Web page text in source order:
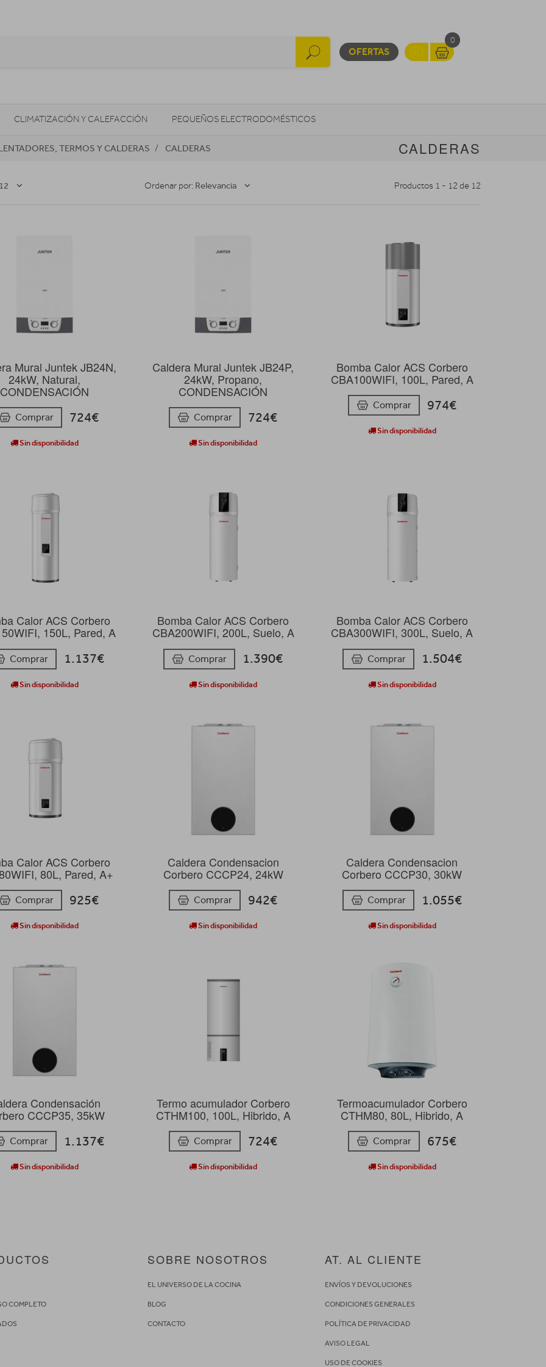
OFERTAS
0
CLIMATIZACIÓN Y CALEFACCIÓN PEQUEÑOS ELECTRODOMÉSTICOS
SONIDO / AUDIO CÁMARAS FOTO/VÍDEO MOVILIDAD URBANA
HIGIENE Y SALUD ENERGÍA
TERMOS Y CALDERAS CALDERAS CALDERAS
Ordenar por: Relevancia Productos 1 - 12 de 12
Mural Juntek JB24N,
24kW, Natural,
CONDENSACIÓN
Comprar 724€
Sin disponibilidad
Caldera Mural Juntek JB24P,
24kW, Propano,
CONDENSACIÓN
Comprar 724€
Sin disponibilidad
Bomba Calor ACS Corbero
CBA100WIFI, 100L, Pared, A
Comprar 974€
Sin disponibilidad
Calor ACS Corbero
150L, Pared, A
Comprar 1.137€
Sin disponibilidad
Bomba Calor ACS Corbero
CBA200WIFI, 200L, Suelo, A
Comprar 1.390€
Sin disponibilidad
Bomba Calor ACS Corbero
CBA300WIFI, 300L, Suelo, A
Comprar 1.504€
Sin disponibilidad
Calor ACS Corbero
80L, Pared, A+
Comprar 925€
Sin disponibilidad
Caldera Condensacion
Corbero CCCP24, 24kW
Comprar 942€
Sin disponibilidad
Caldera Condensacion
Corbero CCCP30, 30kW
Comprar 1.055€
Sin disponibilidad
Condensación
CCCP35, 35kW
Comprar 1.137€
Sin disponibilidad
Termo acumulador Corbero
CTHM100, 100L, Hibrido, A
Comprar 724€
Sin disponibilidad
Termoacumulador Corbero
CTHM80, 80L, Hibrido, A
Comprar 675€
Sin disponibilidad
COMPLETO
SOBRE NOSOTROS
EL UNIVERSO DE LA COCINA
BLOG
CONTACTO
AT. AL CLIENTE
ENVÍOS Y DEVOLUCIONES
CONDICIONES GENERALES
POLÍTICA DE PRIVACIDAD
AVISO LEGAL
USO DE COOKIES